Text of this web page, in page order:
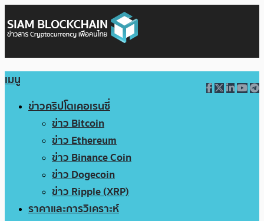
เมนู
ข่าวคริปโตเคอเรนซี่
ข่าว Bitcoin
ข่าว Ethereum
ข่าว Binance Coin
ข่าว Dogecoin
ข่าว Ripple (XRP)
ราคาและการวิเคราะห์